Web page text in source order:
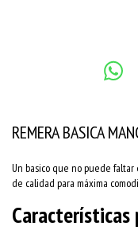
REMERA BASICA
Un basico que no puede
de calidad para máxima
Características